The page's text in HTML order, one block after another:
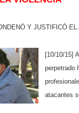
Y JUSTI FICÓ EL
[10/10/15]
perpetrado
atacantes